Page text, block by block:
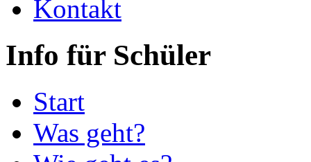
Kontakt
Info für Schüler
Start
Was geht?